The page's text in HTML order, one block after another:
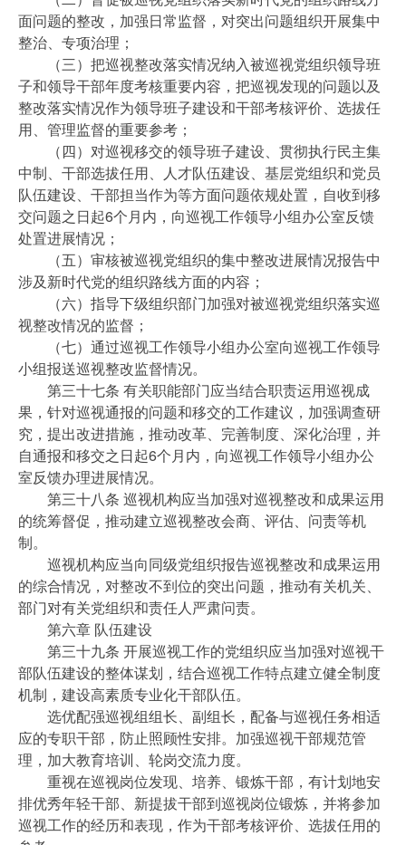
面问题的整改，加强日常监督，对突出问题组织开展集中
整治、专项治理；
（三）把巡视整改落实情况纳入被巡视党组织领导班
子和领导干部年度考核重要内容，把巡视发现的问题以及
整改落实情况作为领导班子建设和干部考核评价、选拔任
用、管理监督的重要参考；
（四）对巡视移交的领导班子建设、贯彻执行民主集
中制、干部选拔任用、人才队伍建设、基层党组织和党员
队伍建设、干部担当作为等方面问题依规处置，自收到移
交问题之日起6个月内，向巡视工作领导小组办公室反馈
处置进展情况；
（五）审核被巡视党组织的集中整改进展情况报告中
涉及新时代党的组织路线方面的内容；
（六）指导下级组织部门加强对被巡视党组织落实巡
视整改情况的监督；
（七）通过巡视工作领导小组办公室向巡视工作领导
小组报送巡视整改监督情况。
第三十七条 有关职能部门应当结合职责运用巡视成
果，针对巡视通报的问题和移交的工作建议，加强调查研
究，提出改进措施，推动改革、完善制度、深化治理，并
自通报和移交之日起6个月内，向巡视工作领导小组办公
室反馈办理进展情况。
第三十八条 巡视机构应当加强对巡视整改和成果运用
的统筹督促，推动建立巡视整改会商、评估、问责等机
制。
巡视机构应当向同级党组织报告巡视整改和成果运用
的综合情况，对整改不到位的突出问题，推动有关机关、
部门对有关党组织和责任人严肃问责。
第六章 队伍建设
第三十九条 开展巡视工作的党组织应当加强对巡视干
部队伍建设的整体谋划，结合巡视工作特点建立健全制度
机制，建设高素质专业化干部队伍。
选优配强巡视组组长、副组长，配备与巡视任务相适
应的专职干部，防止照顾性安排。加强巡视干部规范管
理，加大教育培训、轮岗交流力度。
重视在巡视岗位发现、培养、锻炼干部，有计划地安
排优秀年轻干部、新提拔干部到巡视岗位锻炼，并将参加
巡视工作的经历和表现，作为干部考核评价、选拔任用的